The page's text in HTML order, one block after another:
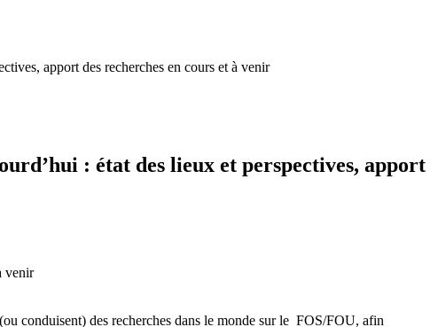
apport des recherches en cours et à venir
: état des lieux et perspectives, apport
venir
conduisent) des recherches dans le monde sur le FOS/FOU, afin